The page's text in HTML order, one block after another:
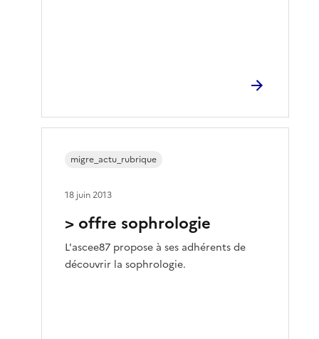
> offre sophrologie
L'ascee87 propose à ses adhérents de
découvrir la sophrologie.
migre_actu_rubrique
18 juin 2013